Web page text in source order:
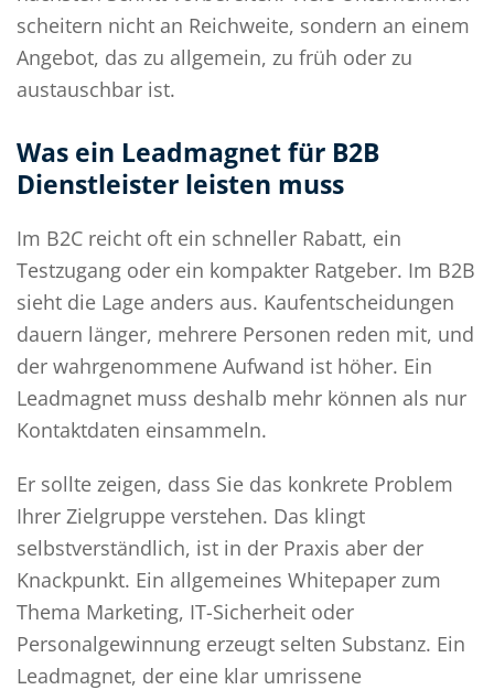
scheitern nicht an Reichweite, sondern an einem
Angebot, das zu allgemein, zu früh oder zu
austauschbar ist.
Was ein Leadmagnet für B2B
Dienstleister leisten muss
Im B2C reicht oft ein schneller Rabatt, ein
Testzugang oder ein kompakter Ratgeber. Im B2B
sieht die Lage anders aus. Kaufentscheidungen
dauern länger, mehrere Personen reden mit, und
der wahrgenommene Aufwand ist höher. Ein
Leadmagnet muss deshalb mehr können als nur
Kontaktdaten einsammeln.
Er sollte zeigen, dass Sie das konkrete Problem
Ihrer Zielgruppe verstehen. Das klingt
selbstverständlich, ist in der Praxis aber der
Knackpunkt. Ein allgemeines Whitepaper zum
Thema Marketing, IT-Sicherheit oder
Personalgewinnung erzeugt selten Substanz. Ein
Leadmagnet, der eine klar umrissene